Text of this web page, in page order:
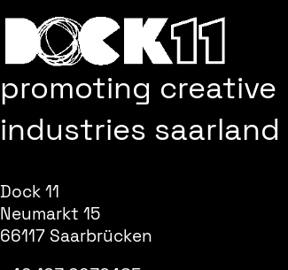
promoting creative
industries saarland
Dock 11
Neumarkt 15
66117 Saarbrücken